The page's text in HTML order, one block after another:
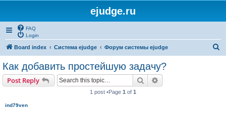
ejudge.ru
FAQ
Login
Board index Система ejudge Форум системы ejudge
Как добавить простейшую задачу?
Post Reply Search
1 post •Page 1 of 1
ind79ven